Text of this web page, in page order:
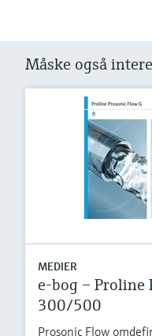
Måske også
MEDIER
e-bog – Proline
300/500
Prosonic Flow